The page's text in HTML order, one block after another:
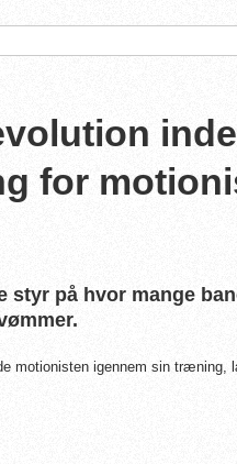
for
styr på hvor mange
motionisten igennem sin træning,